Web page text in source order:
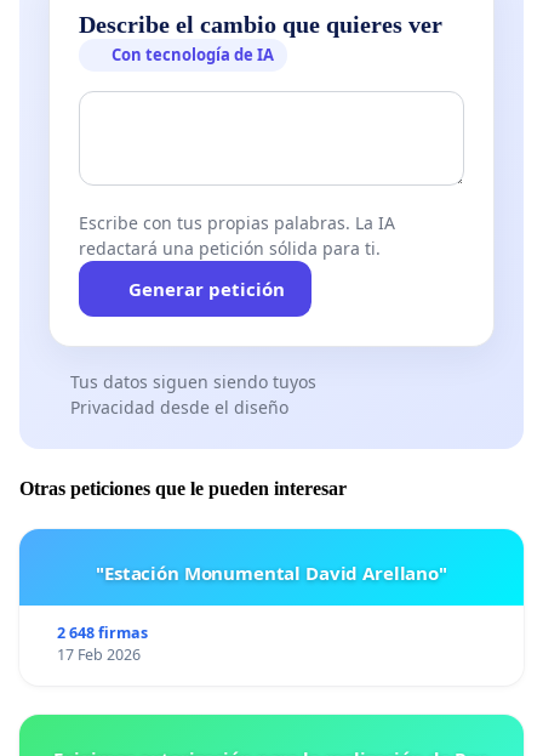
Describe el cambio que quieres ver
Con tecnología de IA
Escribe con tus propias palabras. La IA
redactará una petición sólida para ti.
Generar petición
Tus datos siguen siendo tuyos
Privacidad desde el diseño
Otras peticiones que le pueden interesar
"Estación Monumental David Arellano"
2 648 firmas
17 Feb 2026